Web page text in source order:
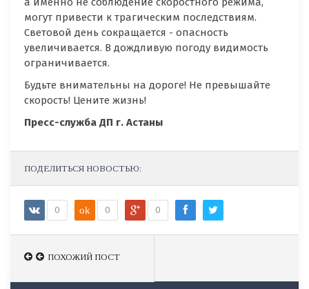
могут привести к трагическим последствиям.
Световой день сокращается - опасность
увеличивается. В дождливую погоду видимость
ограничивается.
Будьте внимательны на дороге! Не превышайте
скорость! Цените жизнь!
Пресс-служба ДП г. Астаны
ПОДЕЛИТЬСЯ НОВОСТЬЮ:
0 ok 0 0
ПОХОЖИЙ ПОСТ
ПОХОЖИЙ ПОСТ